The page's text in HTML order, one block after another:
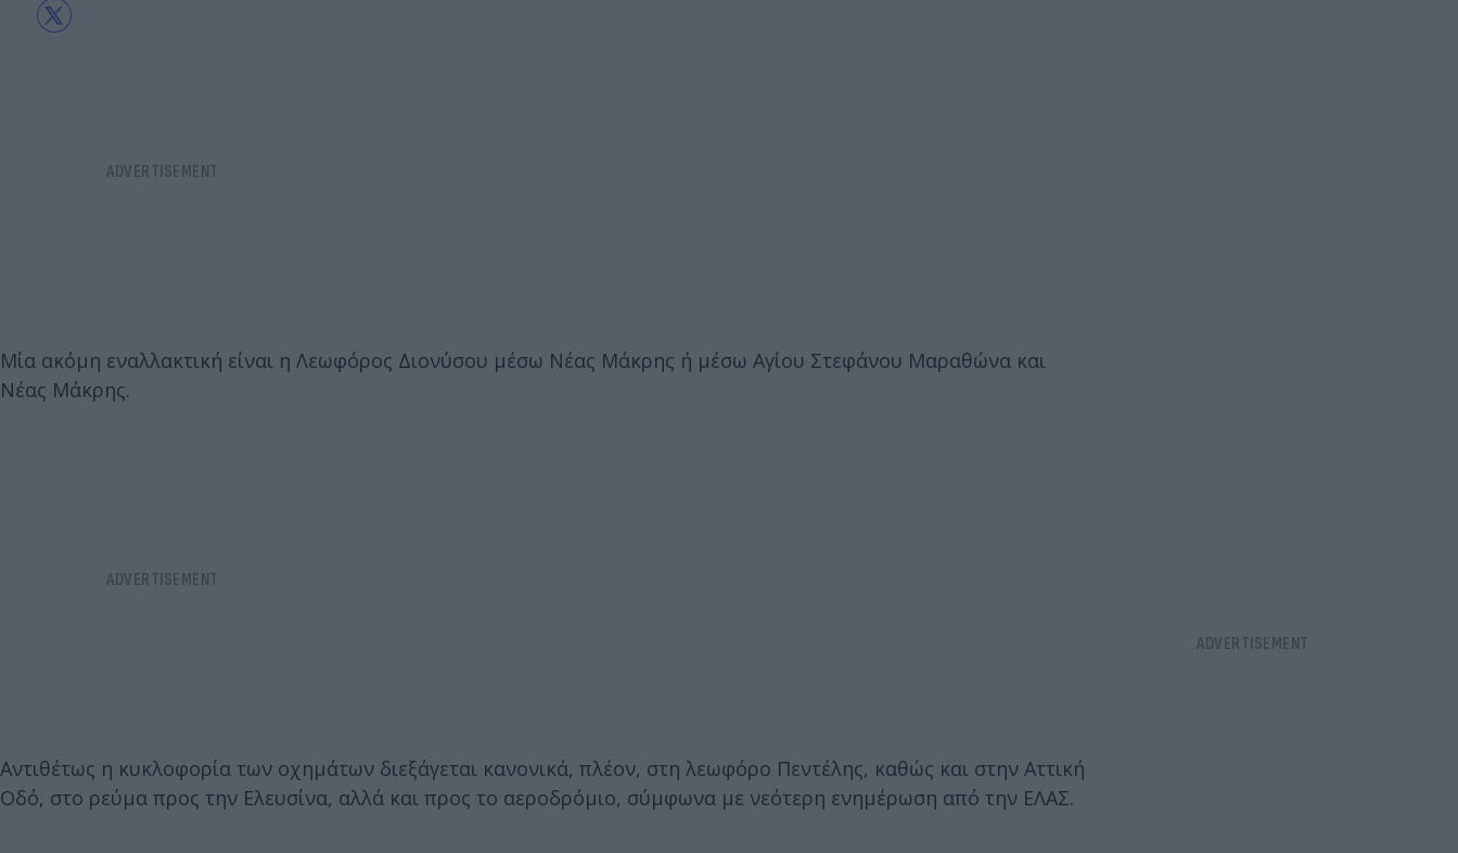
Μία ακόμη εναλλακτική είναι η Λεωφόρος Διονύσου μέσω Νέας Μάκρης ή μέσω Αγίου Στεφάνου Μαραθώνα και
Νέας Μάκρης.
Αντιθέτως η κυκλοφορία των οχημάτων διεξάγεται κανονικά, πλέον, στη λεωφόρο Πεντέλης, καθώς και στην Αττική
Οδό, στο ρεύμα προς την Ελευσίνα, αλλά και προς το αεροδρόμιο, σύμφωνα με νεότερη ενημέρωση από την ΕΛΑΣ.